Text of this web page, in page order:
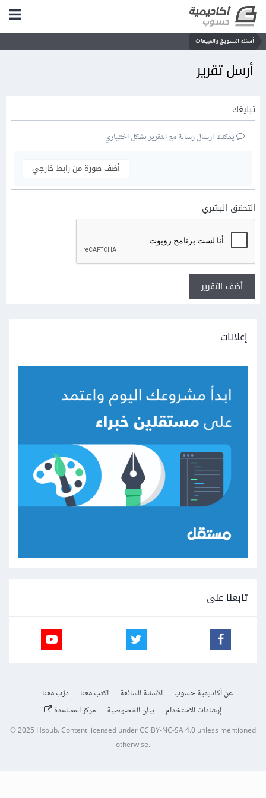
أسئلة التسويق والمبيعات
أرسل تقرير
تبليغك
يمكنك إرسال رسالة مع التقرير بشكل اختياري
أضف صورة من رابط خارجي
التحقق البشري
أضف التقرير
إعلانات
تابعنا على
عن أكاديمية حسوب الأسئلة الشائعة اكتب معنا
درّب معنا
إرشادات الاستخدام
بيان الخصوصية مركز المساعدة
© 2025 Hsoub.Content licensed underCC BY-NC-SA 4.0unless mentioned
otherwise.